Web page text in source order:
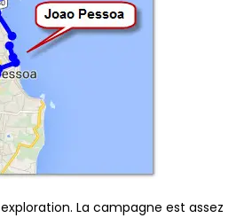
La campagne est assez